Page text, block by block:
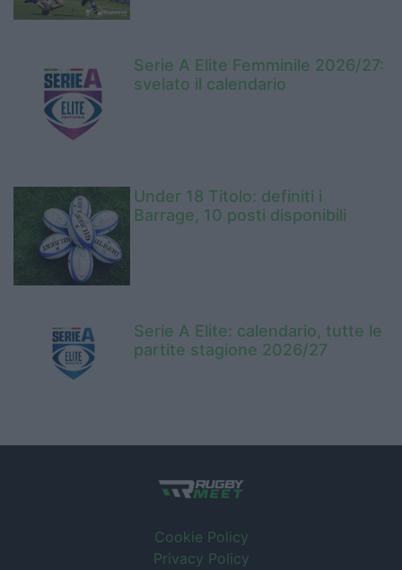
Serie A Elite Femminile 2026/27:
svelato il calendario
Under 18 Titolo: definiti i
Barrage, 10 posti disponibili
Serie A Elite: calendario, tutte le
partite stagione 2026/27
Cookie Policy
Privacy Policy